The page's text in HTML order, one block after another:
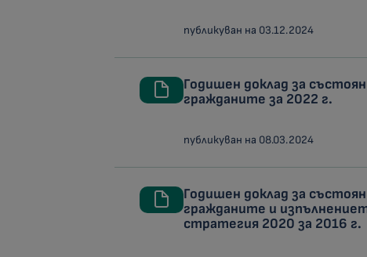
публикуван на 03.12.2024
Годишен доклад за
гражданите за 2022 г.
публикуван на 08.03.2024
Годишен доклад за
гражданите и
стратегия 2020 за 2016 г.